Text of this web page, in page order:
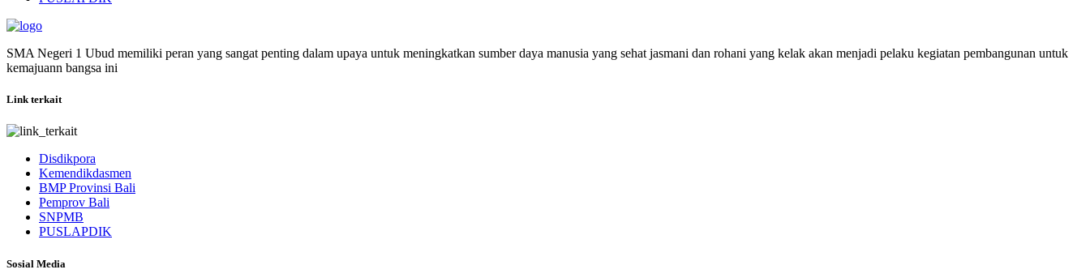
SMA Negeri 1 Ubud memiliki peran yang sangat penting dalam upaya untuk meningkatkan sumber daya manusia yang sehat jasmani dan rohani yang kelak akan menjadi pelaku kegiatan pembangunan untuk
kemajuann bangsa ini
Link terkait
Disdikpora
Kemendikdasmen
BMP Provinsi Bali
Pemprov Bali
SNPMB
PUSLAPDIK
Sosial Media